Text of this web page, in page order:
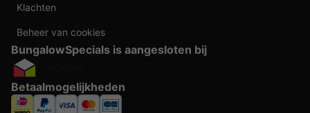
Klachten
Beheer van cookies
BungalowSpecials is aangesloten bij
Betaalmogelijkheden